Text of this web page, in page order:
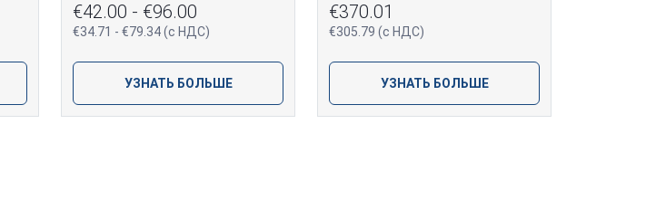
€42.00 - €96.00
€34.71 - €79.34 (с НДС)
УЗНАТЬ БОЛЬШЕ
€370.01
€305.79 (с НДС)
УЗНАТЬ БОЛЬШЕ